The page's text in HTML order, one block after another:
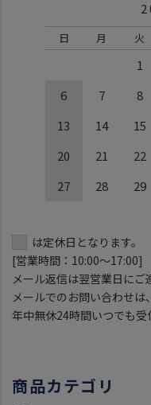
日 月 火
1
6
7 8
13
14 15
20
21 22
27
28 29
は定休日となります。
[営業時間：10:00～17:00]
メール返信は翌営業日にご
メールでのお問い合わせは、
年中無休24時間いつでも受
商品カテゴリ